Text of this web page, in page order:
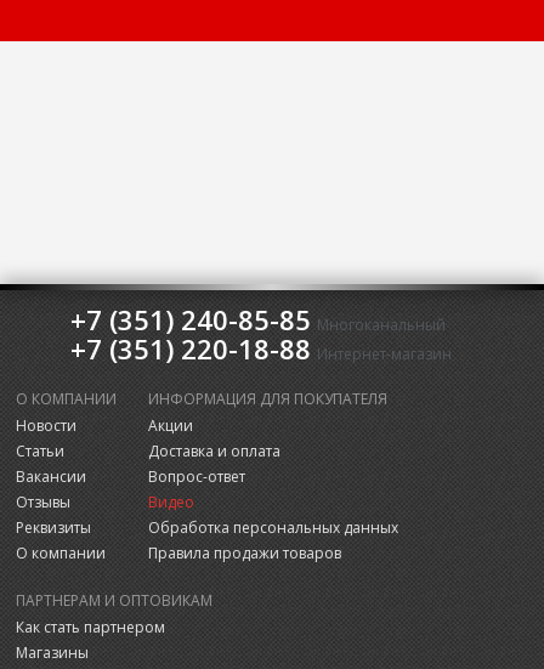
+7 (351) 240-85-85 Многоканальный
+7 (351) 220-18-88 Интернет-магазин
О КОМПАНИИ
Новости
Статьи
Вакансии
Отзывы
Реквизиты
О компании
ИНФОРМАЦИЯ ДЛЯ ПОКУПАТЕЛЯ
Акции
Доставка и оплата
Вопрос-ответ
Видео
Обработка персональных данных
Правила продажи товаров
ПАРТНЕРАМ И ОПТОВИКАМ
Как стать партнером
Магазины